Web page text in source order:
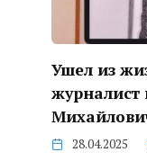
Ушел из
журналист
28.04.2025